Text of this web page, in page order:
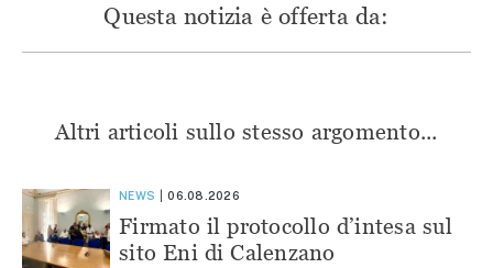
Questa notizia è offerta da:
Altri articoli sullo stesso argomento...
NEWS 06.08.2026
Firmato il protocollo d’intesa sul
sito Eni di Calenzano